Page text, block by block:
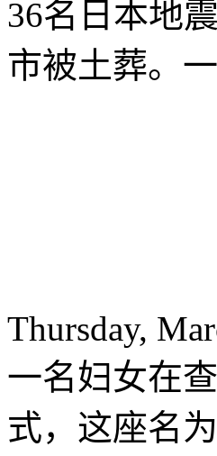
36名日本地
市被土葬。
Thursday,
一名妇女在
式，这座名